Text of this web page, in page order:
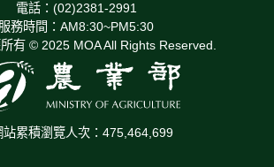
電話：(02)2381-2991
服務時間：AM8:30~PM5:30
有 © 2025 MOA All Rights Reserved.
站累積瀏覽人次：475,464,699